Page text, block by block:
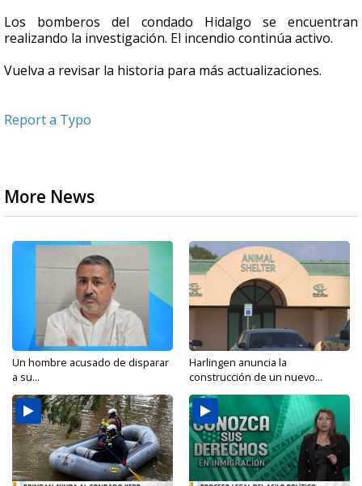
Los bomberos del condado Hidalgo se encuentran
realizando la investigación. El incendio continúa activo.
Vuelva a revisar la historia para más actualizaciones.
Report a Typo
More News
Un hombre acusado de disparar
a su...
Harlingen anuncia la
construcción de un nuevo...